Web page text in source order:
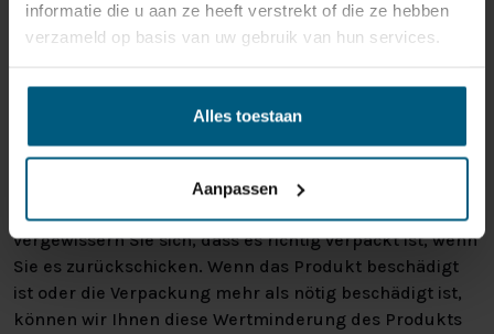
informatie die u aan ze heeft verstrekt of die ze hebben
verzameld op basis van uw gebruik van hun services.
Alles toestaan
Aanpassen
zurückgeben. Vielleicht, weil Ihnen das Produkt nicht
gefällt, oder vielleicht gibt es einen anderen Grund,
haben Sie das Recht, Ihre Bestellung bis zu14 Tage
nach Erhalt ohne Angabe von Gründen zu widerrufen
Bitte behandeln Sie das Produkt sorgfältig und
vergewissern Sie sich, dass es richtig verpackt ist, wenn
Sie es zurückschicken. Wenn das Produkt beschädigt
ist oder die Verpackung mehr als nötig beschädigt ist,
können wir Ihnen diese Wertminderung des Produkts